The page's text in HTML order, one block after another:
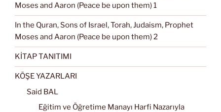
Moses and Aaron (Peace be upon them) 1
In the Quran, Sons of Israel, Torah, Judaism, Prophet
Moses and Aaron (Peace be upon them) 2
KİTAP TANITIMI
KÖŞE YAZARLARI
Said BAL
Eğitim ve Öğretime Manayı Harfi Nazarıyla